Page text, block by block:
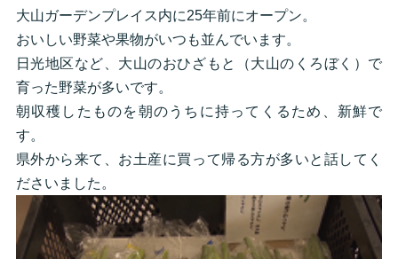
大山ガーデンプレイス内に25年前にオープン。
おいしい野菜や果物がいつも並んでいます。
日光地区など、大山のおひざもと（大山のくろぼく）で
育った野菜が多いです。
朝収穫したものを朝のうちに持ってくるため、新鮮で
す。
県外から来て、お土産に買って帰る方が多いと話してく
ださいました。